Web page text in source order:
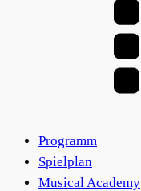
Programm
Spielplan
Musical Academy